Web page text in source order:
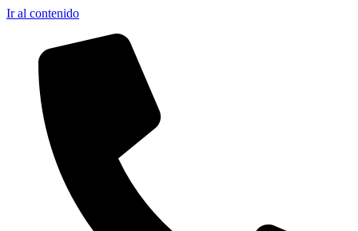
Ir al contenido